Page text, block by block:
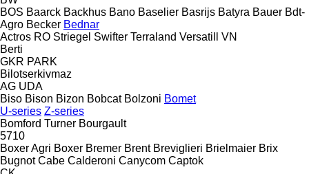
BOS Baarck Backhus Bano Baselier Basrijs Batyra Bauer Bdt-
Agro Becker Bednar
Actros RO Striegel Swifter Terraland Versatill VN
Berti
GKR PARK
Bilotserkivmaz
AG UDA
Biso Bison Bizon Bobcat Bolzoni Bomet
U-series Z-series
Bomford Turner Bourgault
5710
Boxer Agri Boxer Bremer Brent Breviglieri Brielmaier Brix
Bugnot Cabe Calderoni Canycom Captok